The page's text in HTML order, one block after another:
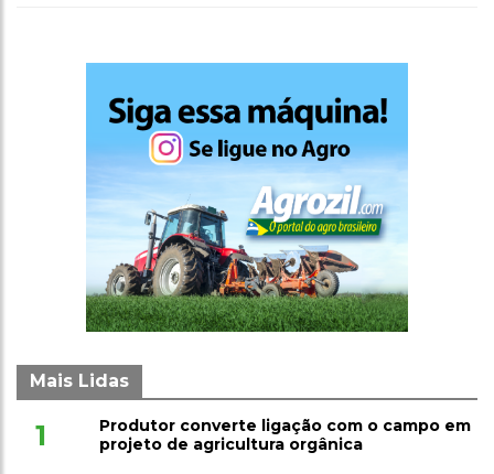
Mais Lidas
1
Produtor converte ligação com o campo em
projeto de agricultura orgânica